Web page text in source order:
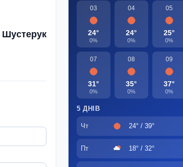
03
24°
0%
04
24°
0%
05
25°
0%
07
31°
0%
08
35°
0%
09
37°
0%
5 ДНІВ
Чт 24° / 39°
Пт 18° / 32°